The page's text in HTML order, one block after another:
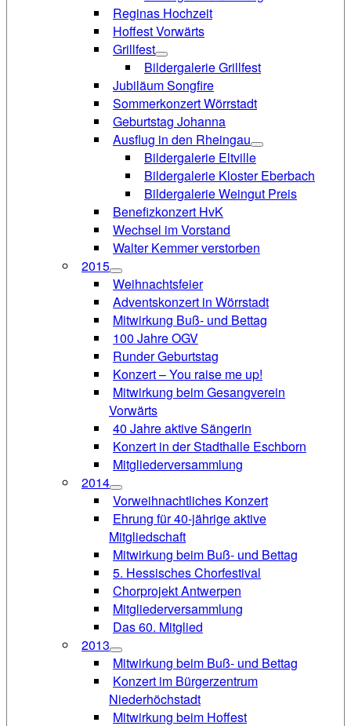
Reginas Hochzeit
Hoffest Vorwärts
Grillfest
Bildergalerie Grillfest
Jubiläum Songfire
Sommerkonzert Wörrstadt
Geburtstag Johanna
Ausflug in den Rheingau
Bildergalerie Eltville
Bildergalerie Kloster Eberbach
Bildergalerie Weingut Preis
Benefizkonzert HvK
Wechsel im Vorstand
Walter Kemmer verstorben
2015
Weihnachtsfeier
Adventskonzert in Wörrstadt
Mitwirkung Buß- und Bettag
100 Jahre OGV
Runder Geburtstag
Konzert – You raise me up!
Mitwirkung beim Gesangverein
Vorwärts
40 Jahre aktive Sängerin
Konzert in der Stadthalle Eschborn
Mitgliederversammlung
2014
Vorweihnachtliches Konzert
Ehrung für 40-jährige aktive
Mitgliedschaft
Mitwirkung beim Buß- und Bettag
5. Hessisches Chorfestival
Chorprojekt Antwerpen
Mitgliederversammlung
Das 60. Mitglied
2013
Mitwirkung beim Buß- und Bettag
Konzert im Bürgerzentrum
Niederhöchstadt
Mitwirkung beim Hoffest